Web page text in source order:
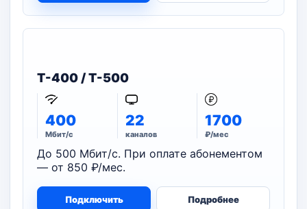
T-400 / T-500
400
Мбит/с
22
каналов
1700
₽/мес
До 500 Мбит/с. При оплате абонементом
— от 850 ₽/мес.
Подключить Подробнее